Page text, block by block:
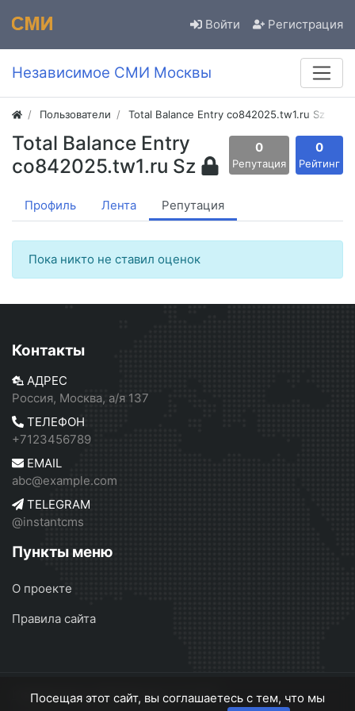
Войти Регистрация
Независимое СМИ Москвы
Пользователи Total Balance Entry co842025.tw1.ru Sz
Total Balance Entry
co842025.tw1.ru Sz
0
Репутация
0
Рейтинг
Профиль Лента Репутация
Пока никто не ставил оценок
Контакты
АДРЕС
Россия, Москва, а/я 137
ТЕЛЕФОН
+7123456789
EMAIL
abc@example.com
TELEGRAM
@instantcms
Пункты меню
О проекте
Правила сайта
Независимое СМИ Москвы © 2026
Посещая этот сайт, вы соглашаетесь с тем, что мы